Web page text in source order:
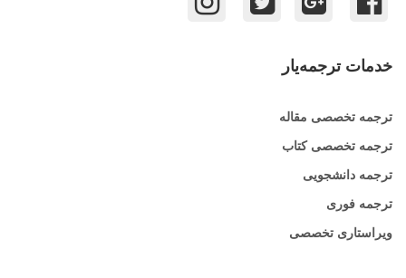
خدمات ترجمه‌یار
ترجمه تخصصی مقاله
ترجمه تخصصی کتاب
ترجمه دانشجویی
ترجمه فوری
ویراستاری تخصصی